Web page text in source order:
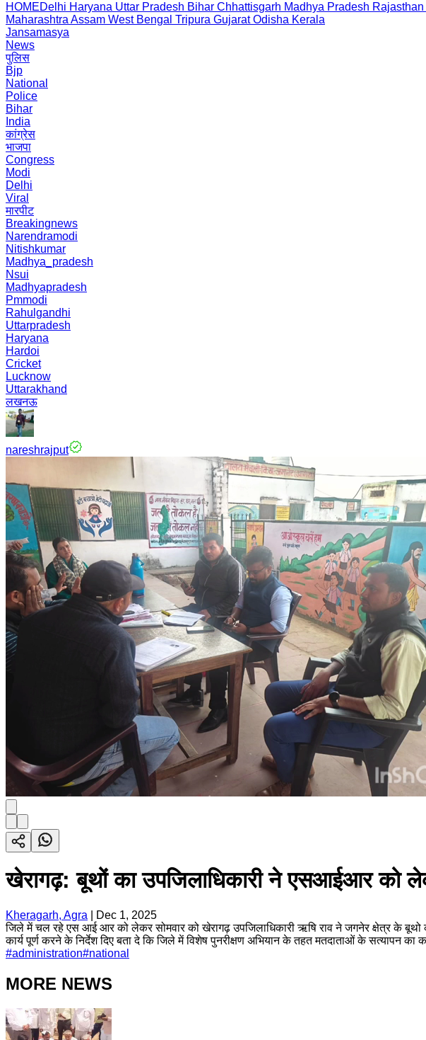
HOMEDelhi Haryana Uttar Pradesh Bihar Chhattisgarh Madhya Pradesh Rajasthan
Maharashtra Assam West Bengal Tripura Gujarat Odisha Kerala
Jansamasya
News
पुलिस
Bjp
National
Police
Bihar
India
कांग्रेस
भाजपा
Congress
Modi
Delhi
Viral
मारपीट
Breakingnews
Narendramodi
Nitishkumar
Madhya_pradesh
Nsui
Madhyapradesh
Pmmodi
Rahulgandhi
Uttarpradesh
Haryana
Hardoi
Cricket
Lucknow
Uttarakhand
लखनऊ
nareshrajput
खेरागढ़: बूथों का उपजिलाधिकारी ने एसआईआर को
Kheragarh, Agra
Dec 1, 2025
जिले में चल रहे एस आई आर को लेकर सोमवार को खेरागढ़ उपजिलाधिकारी ऋषि राव ने जगनेर क्षेत्र के
कार्य पूर्ण करने के निर्देश दिए बता दे कि जिले में विशेष पुनरीक्षण अभियान के तहत मतदाताओं के सत्यापन का
#administration#national
MORE NEWS